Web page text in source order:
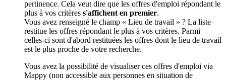
pertinence. Cela veut dire que les offres d'emploi répondant le
plus à vos critères s'affichent en premier.
Vous avez renseigné le champ « Lieu de travail » ? La liste
restitue les offres répondant le plus à vos critères. Parmi
celles-ci sont d'abord restituées les offres dont le lieu de travail
est le plus proche de votre recherche.
Vous avez la possibilité de visualiser ces offres d'emploi via
Mappy (non accessible aux personnes en situation de